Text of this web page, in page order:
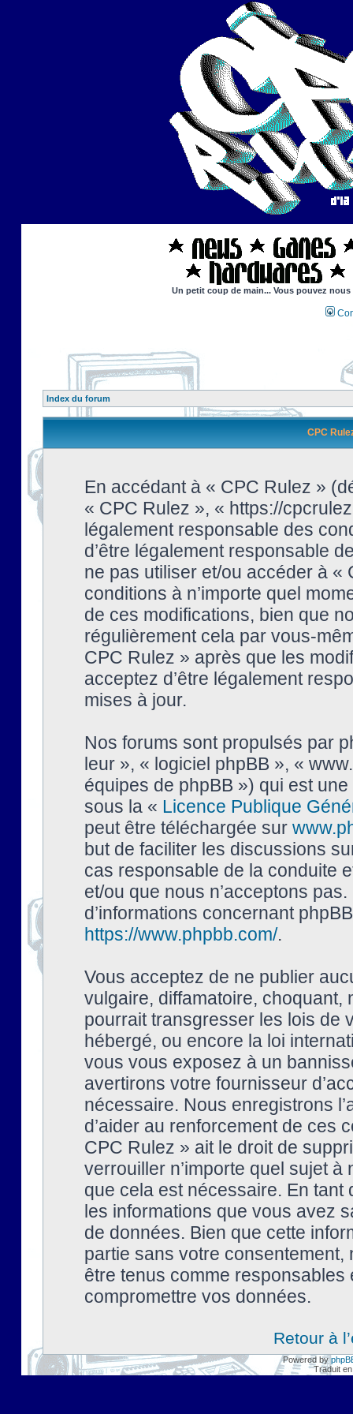
Un petit coup de main... Vous pouvez
Index du forum
CPC
En accédant à « CPC Rulez »
« CPC Rulez », « https://
légalement responsable des
d’être légalement responsable
ne pas utiliser et/ou accéder à
conditions à n’importe quel
de ces modifications, bien que
régulièrement cela par vous-
CPC Rulez » après que les
acceptez d’être légalement
mises à jour.
Nos forums sont propulsés par
leur », « logiciel phpBB », «
équipes de phpBB ») qui est
sous la « Licence Publique
peut être téléchargée sur
but de faciliter les discussions
cas responsable de la conduite
et/ou que nous n’acceptons
d’informations concernant
https://www.phpbb.com/.
Vous acceptez de ne publier
vulgaire, diffamatoire, choquant,
pourrait transgresser les lois de
hébergé, ou encore la loi
vous vous exposez à un
avertirons votre fournisseur
nécessaire. Nous enregistrons
d’aider au renforcement de ces
CPC Rulez » ait le droit de
verrouiller n’importe quel sujet à
que cela est nécessaire. En tant
les informations que vous avez
de données. Bien que cette
partie sans votre
être tenus comme
compromettre vos données.
Retour à
Powered by
Traduit